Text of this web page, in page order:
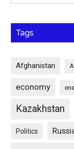
Tags
Afghanistan
economy
Kazakhstan
Politics